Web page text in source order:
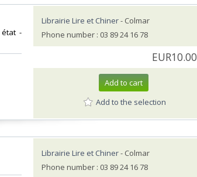
état -
Librairie Lire et Chiner- Colmar
Phone number : 03 89 24 16 78
EUR10.00
Add to cart
Add to the selection
Librairie Lire et Chiner- Colmar
Phone number : 03 89 24 16 78